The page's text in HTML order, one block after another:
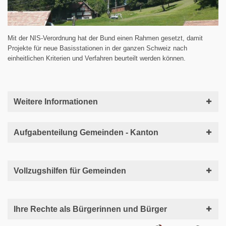
Mit der NIS-Verordnung hat der Bund einen Rahmen gesetzt, damit
Projekte für neue Basisstationen in der ganzen Schweiz nach
einheitlichen Kriterien und Verfahren beurteilt werden können.
Weitere Informationen
Aufgabenteilung Gemeinden - Kanton
Vollzugshilfen für Gemeinden
Ihre Rechte als Bürgerinnen und Bürger